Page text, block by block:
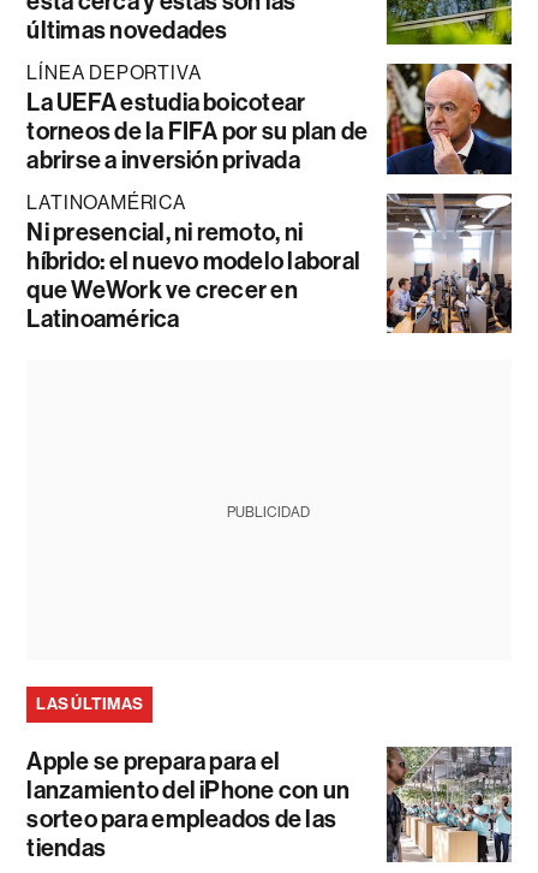
últimas novedades
LÍNEA DEPORTIVA
La UEFA estudia boicotear
torneos de la FIFA por su plan de
abrirse a inversión privada
LATINOAMÉRICA
Ni presencial, ni remoto, ni
híbrido: el nuevo modelo laboral
que WeWork ve crecer en
Latinoamérica
PUBLICIDAD
LAS ÚLTIMAS
Apple se prepara para el
lanzamiento del iPhone con un
sorteo para empleados de las
tiendas